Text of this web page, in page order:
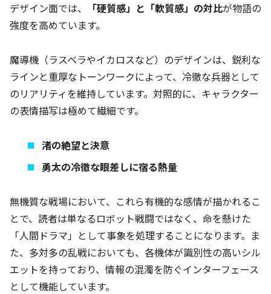
デザイン面では、 「硬質感」と「軟質感」の対比が物語の
強度を高めています。
魔導機（ラスベラやイカロスなど）のデザインは、鋭利な
ラインと重厚なトーンワークによって、冷徹な兵器として
のリアリティを維持しています。対照的に、キャラクター
の表情描写は極めて繊細です。
渚の絶望と決意
勇太の冷徹な眼差しに宿る熱量
無機質な戦場において、これら有機的な感情が描かれるこ
とで、読者は単なるロボット戦闘ではなく、命を懸けた
「人間ドラマ」として事象を処理することになります。ま
た、多対多の乱戦においても、各機体が識別性の高いシル
エットを持っており、情報の混濁を防ぐインターフェース
として機能しています。